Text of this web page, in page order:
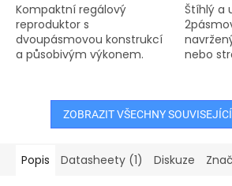
Kompaktní regálový
reproduktor s
dvoupásmovou konstrukcí
a působivým výkonem.
výškovému reproduktoru
nabízí jasný, detailní a...
Štíhlý a
nebo
ZOBRAZIT VŠECHNY
Popis Datasheety (1) Diskuze